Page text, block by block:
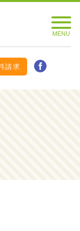
請求